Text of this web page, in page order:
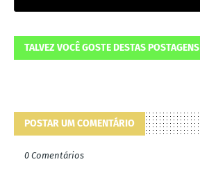
TALVEZ VOCÊ GOSTE DESTAS POSTAGENS
POSTAR UM COMENTÁRIO
0 Comentários